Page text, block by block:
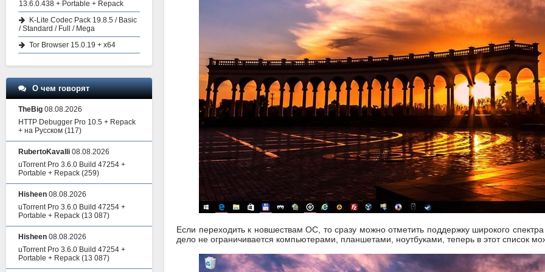
Если переходить к новшествам ОС, то сразу можно отметить поддержку широкого
дело не ограничивается компьютерами, планшетами, ноутбуками, теперь в этот список
13.6.0.438 + Portable + Repack
K-Lite Codec Pack 19.8.5 / Basic
/ Standard / Full / Mega
Tor Browser 15.0.19 + x64
О чем говорят
TheBig 08.08.2026
HTTP Debugger Pro 10.5 + Repack
+ на Русском (117)
RubertoKavalli 08.08.2026
uTorrent Pro 3.6.0 Build 47254 +
Portable + Repack (259)
Hisheen 08.08.2026
uTorrent Pro 3.6.0 Build 47254 +
Portable + Repack (13 087)
Hisheen 08.08.2026
uTorrent Pro 3.6.0 Build 47254 +
Portable + Repack (13 087)